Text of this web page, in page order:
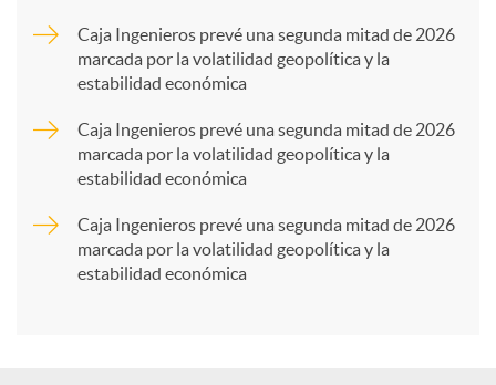
a
Caja Ingenieros prevé una segunda mitad de 2026
marcada por la volatilidad geopolítica y la
estabilidad económica
Caja Ingenieros prevé una segunda mitad de 2026
marcada por la volatilidad geopolítica y la
estabilidad económica
Caja Ingenieros prevé una segunda mitad de 2026
marcada por la volatilidad geopolítica y la
estabilidad económica